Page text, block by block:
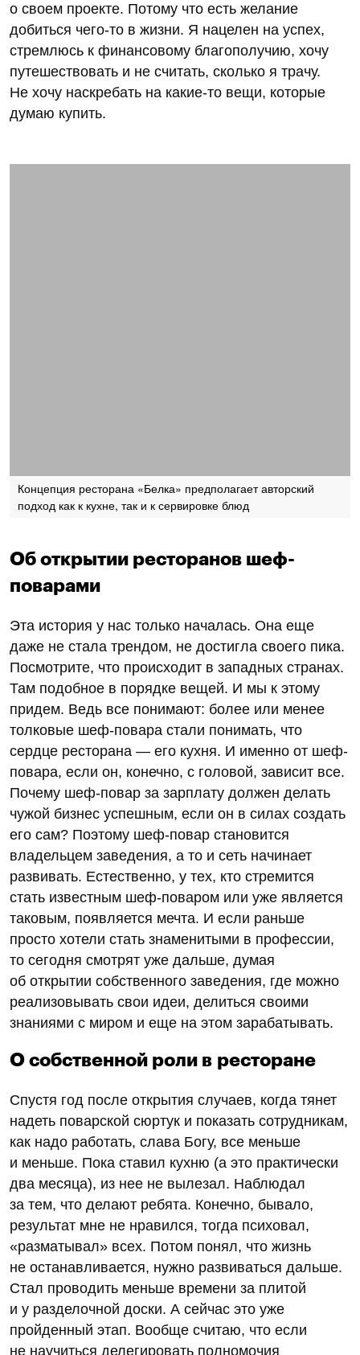
о своем проекте. Потому что есть желание
добиться чего-то в жизни. Я нацелен на успех,
стремлюсь к финансовому благополучию, хочу
путешествовать и не считать, сколько я трачу.
Не хочу наскребать на какие-то вещи, которые
думаю купить.
Концепция ресторана «Белка» предполагает авторский
подход как к кухне, так и к сервировке блюд
Об открытии ресторанов шеф-
поварами
Эта история у нас только началась. Она еще
даже не стала трендом, не достигла своего пика.
Посмотрите, что происходит в западных странах.
Там подобное в порядке вещей. И мы к этому
придем. Ведь все понимают: более или менее
толковые шеф-повара стали понимать, что
сердце ресторана — его кухня. И именно от шеф-
повара, если он, конечно, с головой, зависит все.
Почему шеф-повар за зарплату должен делать
чужой бизнес успешным, если он в силах создать
его сам? Поэтому шеф-повар становится
владельцем заведения, а то и сеть начинает
развивать. Естественно, у тех, кто стремится
стать известным шеф-поваром или уже является
таковым, появляется мечта. И если раньше
просто хотели стать знаменитыми в профессии,
то сегодня смотрят уже дальше, думая
об открытии собственного заведения, где можно
реализовывать свои идеи, делиться своими
знаниями с миром и еще на этом зарабатывать.
О собственной роли в ресторане
Спустя год после открытия случаев, когда тянет
надеть поварской сюртук и показать сотрудникам,
как надо работать, слава Богу, все меньше
и меньше. Пока ставил кухню (а это практически
два месяца), из нее не вылезал. Наблюдал
за тем, что делают ребята. Конечно, бывало,
результат мне не нравился, тогда психовал,
«разматывал» всех. Потом понял, что жизнь
не останавливается, нужно развиваться дальше.
Стал проводить меньше времени за плитой
и у разделочной доски. А сейчас это уже
пройденный этап. Вообще считаю, что если
не научиться делегировать полномочия